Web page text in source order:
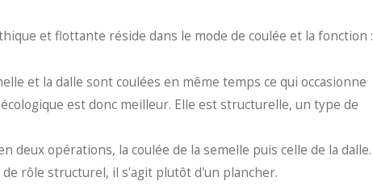
et flottante réside dans le mode de coulée et la fonction :
et la dalle sont coulées en même temps ce qui occasionne
est donc meilleur. Elle est structurelle, un type de
deux opérations, la coulée de la semelle puis celle de la dalle.
rôle structurel, il s'agit plutôt d'un plancher.